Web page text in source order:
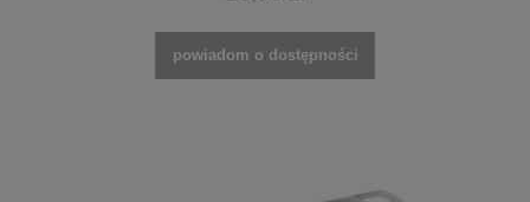
powiadom o dostępności